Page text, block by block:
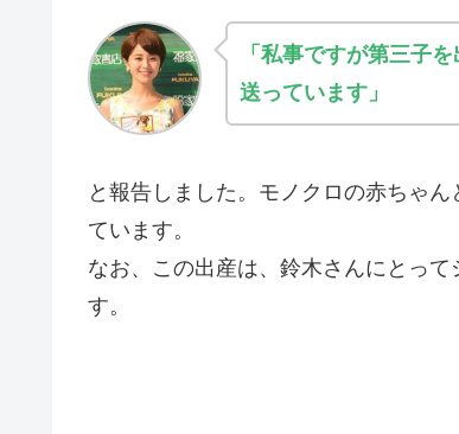
「私事ですが第三子
送っています」
と報告しました。モノクロの赤ちゃ
ています。
なお、この出産は、鈴木さんにとっ
す。